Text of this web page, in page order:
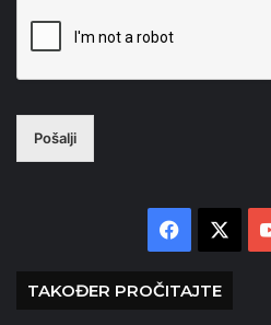
Pošalji
Facebook
TAKOĐER PROČITAJTE